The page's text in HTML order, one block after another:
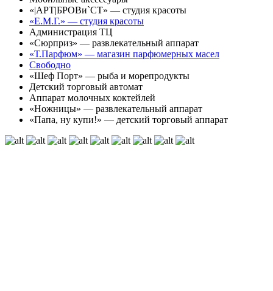
«|АРТ|БРОВи`СТ» — студия красоты
«Е.М.Г.» — студия красоты
Администрация ТЦ
«Сюрприз» — развлекательный аппарат
«Т.Парфюм» — магазин парфюмерных масел
Свободно
«Шеф Порт» — рыба и морепродукты
Детский торговый автомат
Аппарат молочных коктейлей
«Ножницы» — развлекательный аппарат
«Папа, ну купи!» — детский торговый аппарат